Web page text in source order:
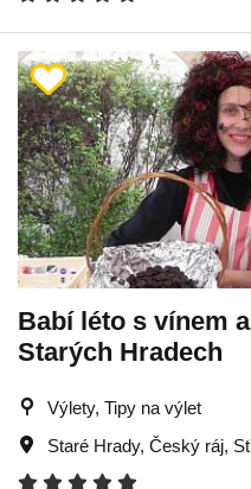
Babí léto s vínem
Starých Hradech
Výlety, Tipy na výlet
Staré Hrady, Český ráj,